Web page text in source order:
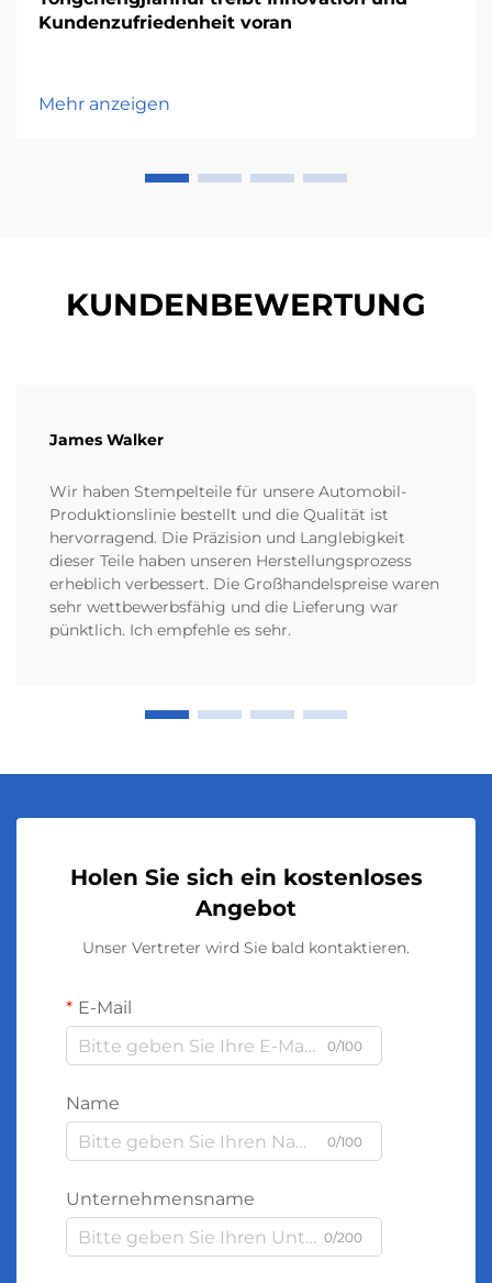
Kundenzufriedenheit voran
Mehr anzeigen
KUNDENBEWERTUNG
James Walker
Wir haben Stempelteile für unsere Automobil-
Produktionslinie bestellt und die Qualität ist
hervorragend. Die Präzision und Langlebigkeit
dieser Teile haben unseren Herstellungsprozess
erheblich verbessert. Die Großhandelspreise waren
sehr wettbewerbsfähig und die Lieferung war
pünktlich. Ich empfehle es sehr.
Holen Sie sich ein kostenloses
Angebot
Unser Vertreter wird Sie bald kontaktieren.
E-Mail
0/100
Name
0/100
Unternehmensname
0/200